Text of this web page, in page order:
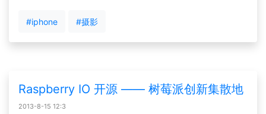
#iphone #摄影
Raspberry IO 开源 —— 树莓派创新集散地
2013-8-15 12:3